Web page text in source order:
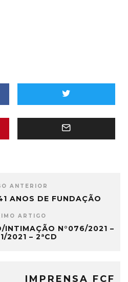
ANTERIOR
ANOS DE FUNDAÇÃO
ARTIGO
INTIMAÇÃO N°076/2021 –
2021 – 2ªCD
IMPRENSA FCF